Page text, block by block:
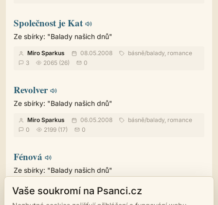
Společnost je Kat
Ze sbírky: "Balady našich dnů"
Miro Sparkus 08.05.2008 básně/balady, romance
3
2065 (26) 0
Revolver
Ze sbírky: "Balady našich dnů"
Miro Sparkus 06.05.2008 básně/balady, romance
0
2199 (17) 0
Fénová
Ze sbírky: "Balady našich dnů"
Miro Sparkus 22.04.2008
6
2122 (23) 0
Vaše soukromí na Psanci.cz